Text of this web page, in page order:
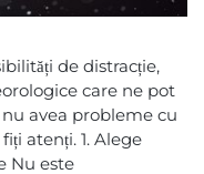
de distracție,
care ne pot
avea probleme cu
atenți. 1. Alege
Nu este